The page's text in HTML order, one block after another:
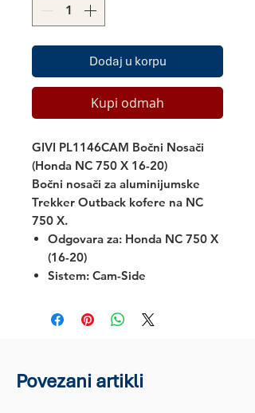
Dodaj u korpu
Kupi odmah
GIVI PL1146CAM Bočni Nosači
(Honda NC 750 X 16-20)
Bočni nosači za aluminijumske
Trekker Outback kofere na NC
750 X.
Odgovara za: Honda NC 750 X
(16-20)
Sistem: Cam-Side
Povezani artikli